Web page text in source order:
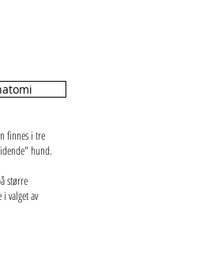
finnes i tre
hund.
større
valget av